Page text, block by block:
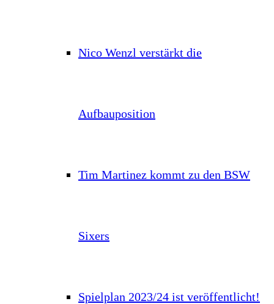
Nico Wenzl verstärkt die
Aufbauposition
Tim Martinez kommt zu den BSW
Sixers
Spielplan 2023/24 ist veröffentlicht!